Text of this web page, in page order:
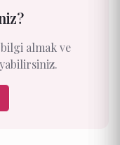
almak ve